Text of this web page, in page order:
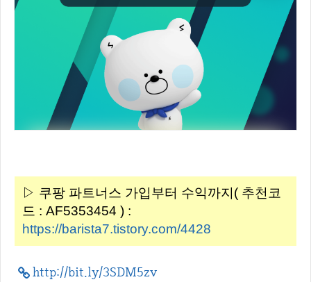
▷ 쿠팡 파트너스 가입부터 수익까지( 추천코
드 : AF5353454 ) :
https://barista7.tistory.com/4428
http://bit.ly/3SDM5zv